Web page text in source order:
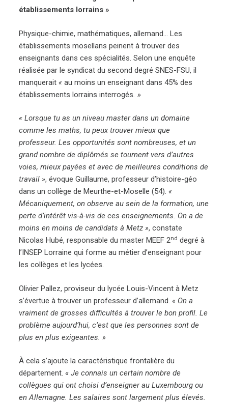
établissements lorrains »
Physique-chimie, mathématiques, allemand… Les
établissements mosellans peinent à trouver des
enseignants dans ces spécialités. Selon une enquête
réalisée par le syndicat du second degré SNES-FSU, il
manquerait«au moins un enseignant dans 45% des
établissements lorrains interrogés. »
« Lorsque tu as un niveau master dans un domaine
comme les maths, tu peux trouver mieux que
professeur. Les opportunités sont nombreuses, et un
grand nombre de diplômés se tournent vers d’autres
voies, mieux payées et avec de meilleures conditions de
travail », évoque Guillaume, professeur d’histoire-géo
dans un collège de Meurthe-et-Moselle (54).«
Mécaniquement, on observe au sein de la formation, une
perte d’intérêt vis-à-vis de ces enseignements. On a de
moins en moins de candidats à Metz », constate
Nicolas Hubé, responsable du master MEEF 2nd degré à
l’INSEP Lorraine qui forme au métier d’enseignant pour
les collèges et les lycées.
Olivier Pallez, proviseur du lycée Louis-Vincent à Metz
s’évertue à trouver un professeur d’allemand. « On a
vraiment de grosses difficultés à trouver le bon profil. Le
problème aujourd’hui, c’est que les personnes sont de
plus en plus exigeantes. »
À cela s’ajoute la caractéristique frontalière du
département.« Je connais un certain nombre de
collègues qui ont choisi d’enseigner au Luxembourg ou
en Allemagne. Les salaires sont largement plus élevés.